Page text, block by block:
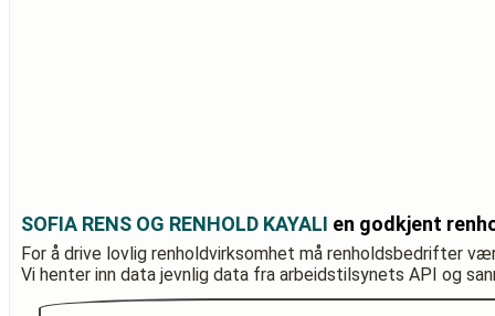
SOFIA RENS OG RENHOLD KAYALI en godkjent
For å drive lovlig renholdvirksomhet må renholdsbedrifter
Vi henter inn data jevnlig data fra arbeidstilsynets API og